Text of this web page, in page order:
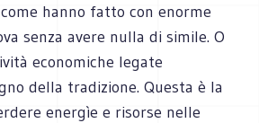
hanno fatto con enorme
senza avere nulla di simile. O
economiche legate
della tradizione. Questa è la
energìe e risorse nelle